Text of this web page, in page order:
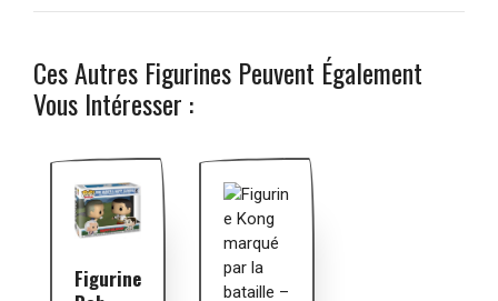
Ces Autres Figurines Peuvent Également
Vous Intéresser :
Figurine